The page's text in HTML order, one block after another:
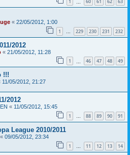
« 22/05/2012, 1:00
1 … 229 230 231 232
2012
« 21/05/2012, 11:28
1 46 47 48 49
!!!
11/05/2012, 21:27
2012
« 11/05/2012, 15:45
1 … 88 89 90 91
League 2010/2011
« 09/05/2012, 23:34
1 … 11 12 13 14